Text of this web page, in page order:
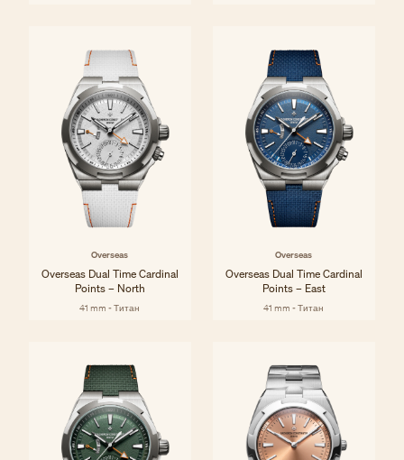
Overseas
Overseas Dual Time Cardinal
Points – North
41 mm - Титан
Overseas
Overseas Dual Time Cardinal
Points – East
41 mm - Титан